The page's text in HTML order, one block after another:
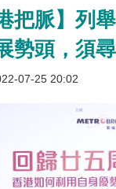
把脈】列
勢頭，須
07-25 20:02